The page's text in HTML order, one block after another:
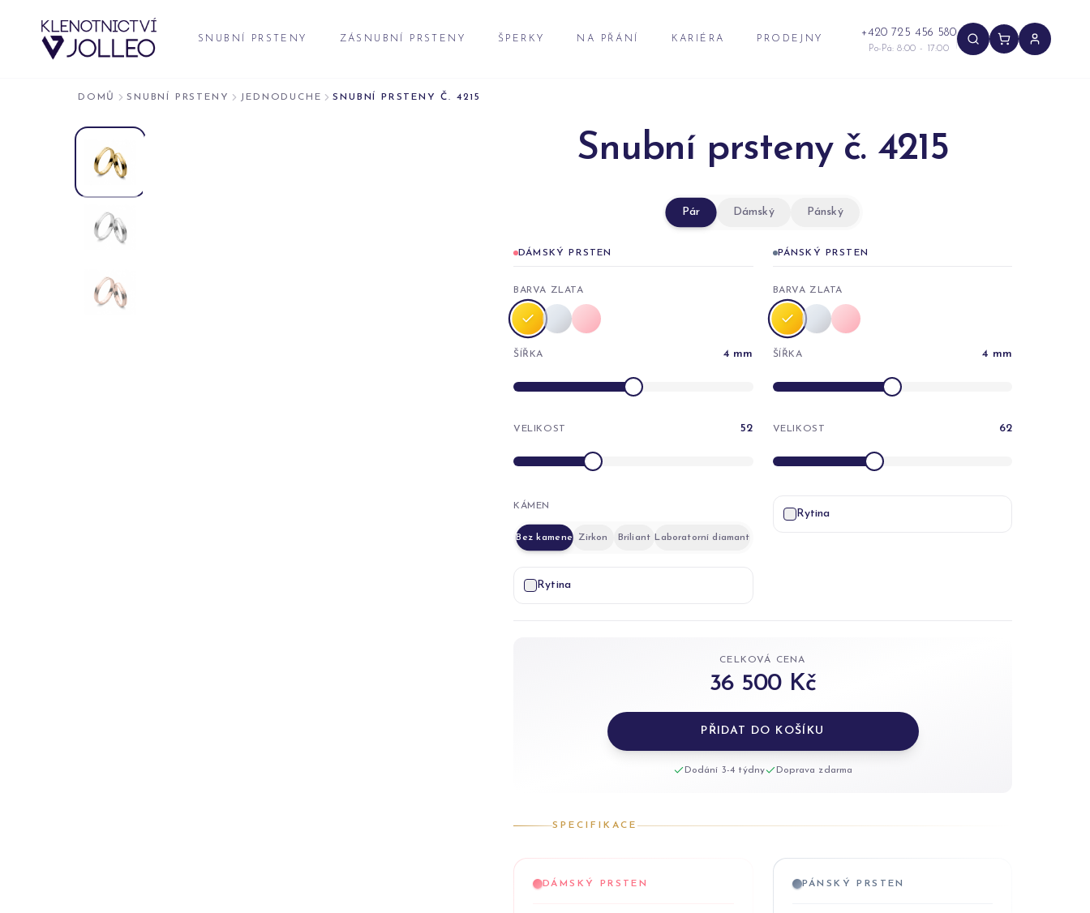
SNUBNÍ PRSTENY ZÁSNUBNÍ PRSTENY ŠPERKY NA PŘÁNÍ KARIÉRA PRODEJNY +420 725 456 580
Po-Pá: 8:00 - 17:00
DOMŮ SNUBNÍ PRSTENY JEDNODUCHE SNUBNÍ PRSTENY Č. 4215
Snubní prsteny č. 4215
Pár Dámský Pánský
DÁMSKÝ PRSTEN
BARVA ZLATA
ŠÍŘKA 4 mm
VELIKOST 52
KÁMEN
Bez kamene Zirkon Briliant Laboratorní diamant
Rytina
PÁNSKÝ PRSTEN
BARVA ZLATA
ŠÍŘKA 4 mm
VELIKOST 62
Rytina
CELKOVÁ CENA
36 500 Kč
PŘIDAT DO KOŠÍKU
Dodání 3-4 týdny Doprava zdarma
SPECIFIKACE
DÁMSKÝ PRSTEN PÁNSKÝ PRSTEN